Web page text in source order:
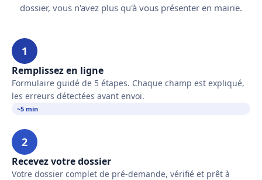
dossier, vous n'avez plus qu'à vous présenter en mairie.
1
Remplissez en ligne
Formulaire guidé de 5 étapes. Chaque champ est expliqué,
les erreurs détectées avant envoi.
~5 min
2
Recevez votre dossier
Votre dossier complet de pré-demande, vérifié et prêt à